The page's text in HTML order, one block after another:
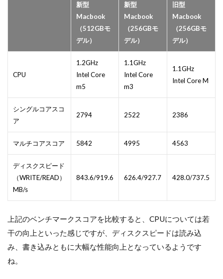
新型
Macbook
（512GBモ
デル）
新型
Macbook
（256GBモ
デル）
旧型
Macbook
（256GBモ
デル）
CPU
1.2GHz
Intel Core
m5
1.1GHz
Intel Core
m3
1.1GHz
Intel Core M
シングルコアスコ
ア
2794 2522 2386
マルチコアスコア 5842 4995 4563
ディスクスピード
（WRITE/READ）
MB/s
843.6/919.6 626.4/927.7 428.0/737.5
上記のベンチマークスコアを比較すると、CPUについては若
干の向上といった感じですが、ディスクスピードは読み込
み、書き込みともに大幅な性能向上となっているようです
ね。